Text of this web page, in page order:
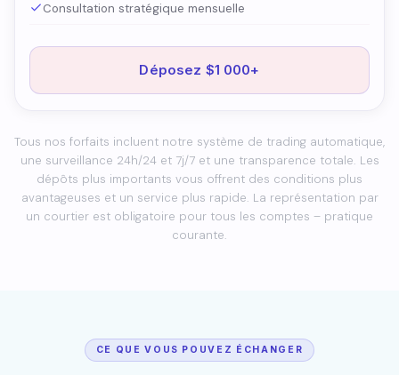
Consultation stratégique mensuelle
Déposez $1 000+
Tous nos forfaits incluent notre système de trading automatique,
une surveillance 24h/24 et 7j/7 et une transparence totale. Les
dépôts plus importants vous offrent des conditions plus
avantageuses et un service plus rapide. La représentation par
un courtier est obligatoire pour tous les comptes – pratique
courante.
CE QUE VOUS POUVEZ ÉCHANGER